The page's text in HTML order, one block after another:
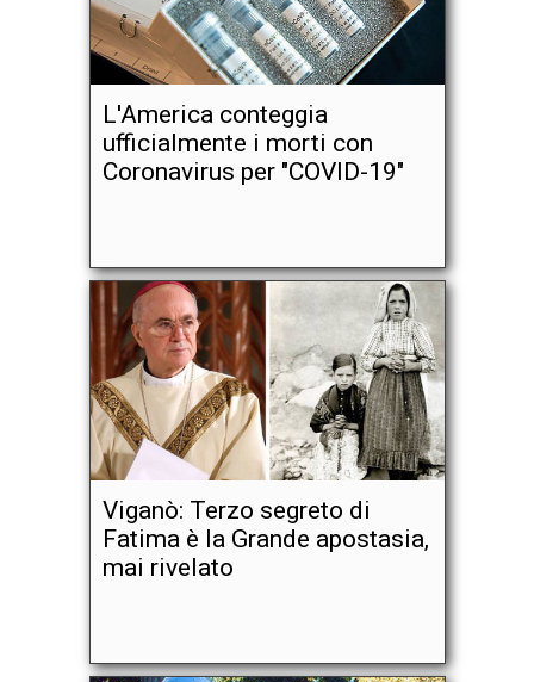
L'America conteggia
ufficialmente i morti con
Coronavirus per "COVID-19"
Viganò: Terzo segreto di
Fatima è la Grande apostasia,
mai rivelato